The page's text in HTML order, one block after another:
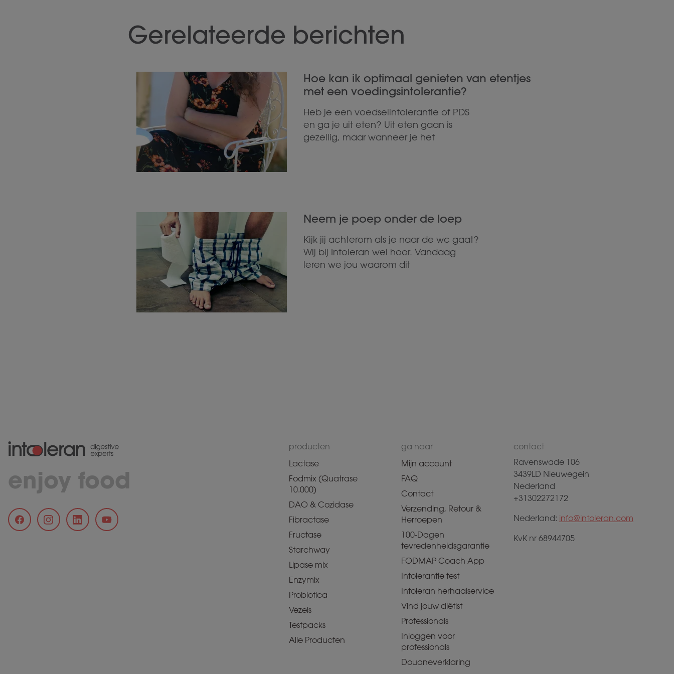
Gerelateerde berichten
Hoe kan ik optimaal genieten van etentjes
met een voedingsintolerantie?
Heb je een voedselintolerantie of PDS
en ga je uit eten? Uit eten gaan is
gezellig, maar wanneer je het
Neem je poep onder de loep
Kijk jij achterom als je naar de wc gaat?
Wij bij Intoleran wel hoor. Vandaag
leren we jou waarom dit
enjoy food
producten
Lactase
Fodmix (Quatrase
10.000)
DAO & Cozidase
Fibractase
Fructase
Starchway
Lipase mix
Enzymix
Probiotica
Vezels
Testpacks
Alle Producten
ga naar
Mijn account
FAQ
Contact
Verzending, Retour &
Herroepen
100-Dagen
tevredenheidsgarantie
FODMAP Coach App
Intolerantie test
Intoleran herhaalservice
Vind jouw diëtist
Professionals
Inloggen voor
professionals
Douaneverklaring
contact
Ravenswade 106
3439LD Nieuwegein
Nederland
+31302272172
Nederland: info@intoleran.com
KvK nr 68944705